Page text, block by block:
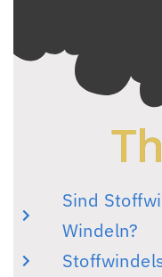
Sind
Windeln?